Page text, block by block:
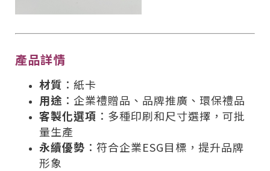
產品詳情
材質 ：紙卡
用途 ：企業禮贈品、品牌推廣、環保禮品
客製化選項 ：多種印刷和尺寸選擇，可批
量生產
永續優勢 ：符合企業ESG目標，提升品牌
形象